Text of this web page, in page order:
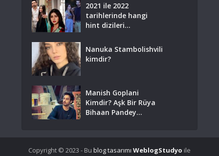
2021 ile 2022
tarihlerinde hangi
hint dizileri...
Nanuka Stambolishvili
kimdir?
Manish Goplani
Kimdir? Aşk Bir Rüya
Bihaan Pandey...
Copyright © 2023 - Bu blog tasarımı WeblogStudyo ile